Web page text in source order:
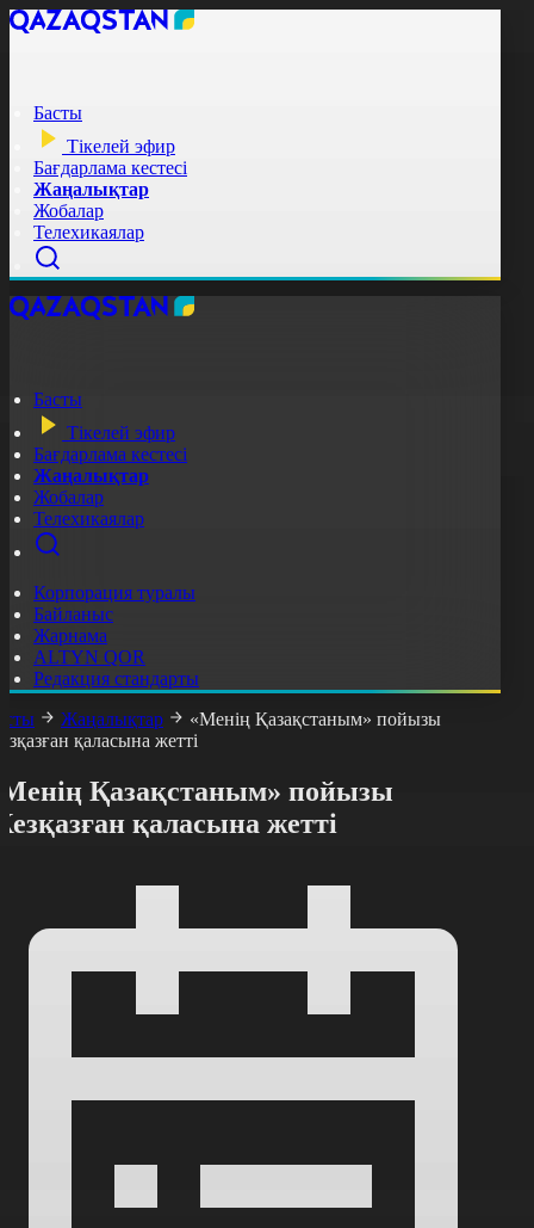
Басты
Тікелей эфир
Бағдарлама кестесі
Жаңалықтар
Жобалар
Телехикаялар
Басты
Тікелей эфир
Бағдарлама кестесі
Жаңалықтар
Жобалар
Телехикаялар
Корпорация туралы
Байланыс
Жарнама
ALTYN QOR
Редакция стандарты
Жаңалықтар
«Менің Қазақстаным» пойызы
қаласына жетті
Қазақстаным» пойызы
қаласына жетті